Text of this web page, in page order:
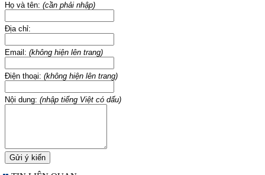
Họ và tên: (cần phải nhập)
Địa chỉ:
Email: (không hiện lên trang)
Điện thoại: (không hiện lên trang)
Nội dung: (nhập tiếng Việt có dấu)